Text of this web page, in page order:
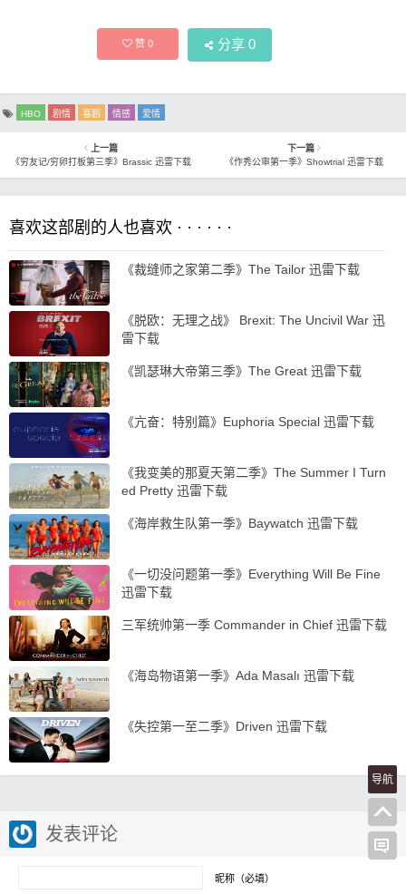
赞0 分享 0
HBO 剧情 喜剧 情感 爱情
上一篇
《穷友记/穷卵打板第三季》Brassic 迅雷下载
下一篇
《作秀公审第一季》Showtrial 迅雷下载
喜欢这部剧的人也喜欢 · · · · · ·
《裁缝师之家第二季》The Tailor 迅雷下载
《脱欧：无理之战》 Brexit: The Uncivil War 迅
雷下载
《凯瑟琳大帝第三季》The Great 迅雷下载
《亢奋：特别篇》Euphoria Special 迅雷下载
《我变美的那夏天第二季》The Summer I Turn
ed Pretty 迅雷下载
《海岸救生队第一季》Baywatch 迅雷下载
《一切没问题第一季》Everything Will Be Fine
迅雷下载
三军统帅第一季 Commander in Chief 迅雷下载
《海岛物语第一季》Ada Masalı 迅雷下载
《失控第一至二季》Driven 迅雷下载
发表评论
昵称（必填）
导航